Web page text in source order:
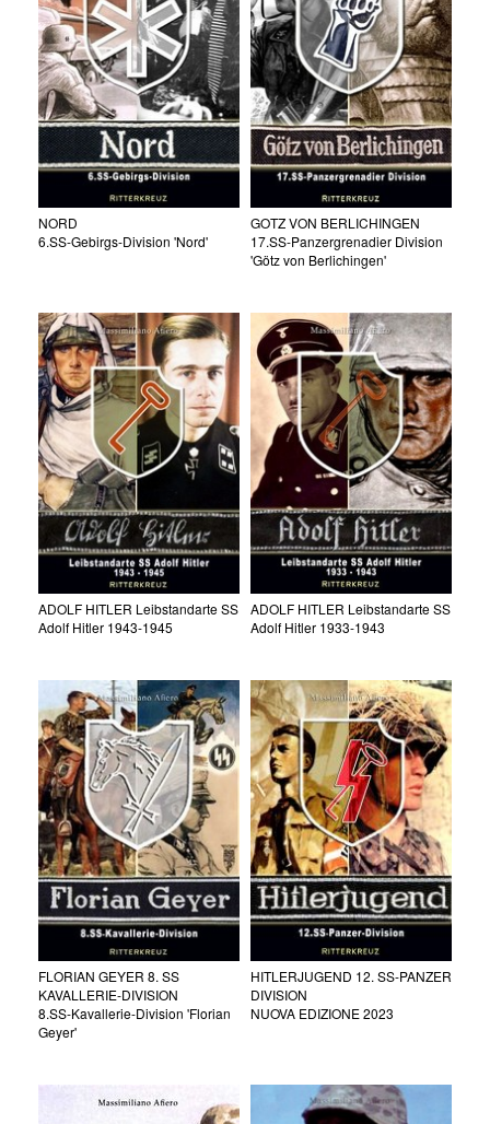
NORD
6.SS-Gebirgs-Division 'Nord'
GOTZ VON BERLICHINGEN
17.SS-Panzergrenadier Division
'Götz von Berlichingen'
ADOLF HITLER Leibstandarte SS
Adolf Hitler 1943-1945
ADOLF HITLER Leibstandarte SS
Adolf Hitler 1933-1943
FLORIAN GEYER 8. SS
KAVALLERIE-DIVISION
8.SS-Kavallerie-Division 'Florian
Geyer'
HITLERJUGEND 12. SS-PANZER
DIVISION
NUOVA EDIZIONE 2023